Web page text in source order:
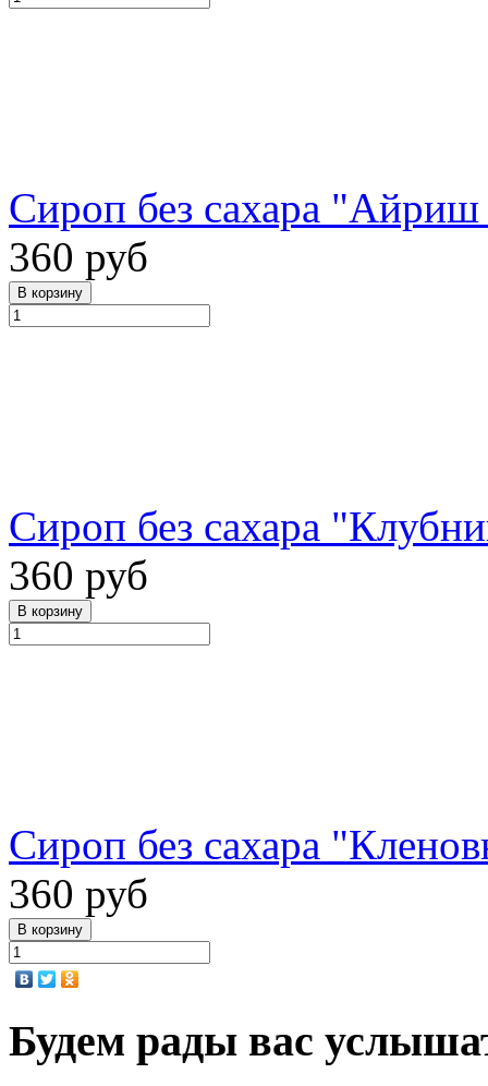
Сироп без сахара
360 руб
Сироп без сахара
360 руб
Сироп без сахара
360 руб
Будем рады вас